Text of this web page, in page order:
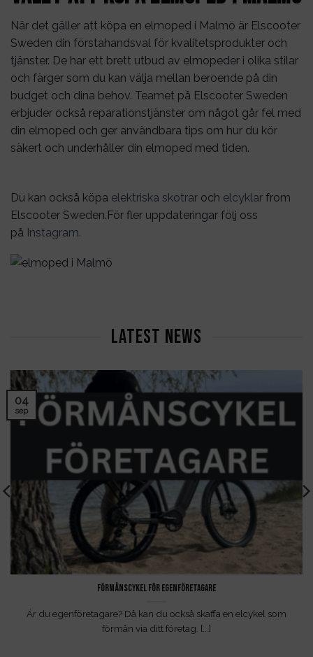
När det gäller att köpa en elmoped i Malmö är Elscooter
Sweden din förstahandsval för kvalitetsprodukter och
tjänster. De har ett brett utbud av elmopeder i olika stilar
och färger som du kan välja mellan beroende på din
budget och dina behov. Teamet på Elscooter Sweden
erbjuder också reparationstjänster om något går fel med
din elmoped och ger användbara tips om hur du kör
säkert och underhåller din elmoped med tiden.
Du kan också köpa elektriska skotrar och elcyklar from
Elscooter Sweden.För fler uppdateringar följ oss
på Instagram.
LATEST NEWS
Förmånscykel för egenföretagare
Är du egenföretagare? Då kan du också skaffa en elcykel som
förmån via ditt företag. [...]
04
sep